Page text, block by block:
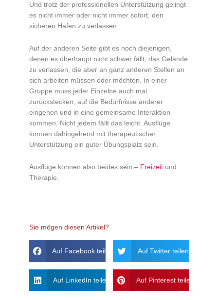
Und trotz der professionellen Unterstützung gelingt
es nicht immer oder nicht immer sofort, den
sicheren Hafen zu verlassen.
Auf der anderen Seite gibt es noch diejenigen,
denen es überhaupt nicht schwer fällt, das Gelände
zu verlassen, die aber an ganz anderen Stellen an
sich arbeiten müssen oder möchten. In einer
Gruppe muss jeder Einzelne auch mal
zurückstecken, auf die Bedürfnisse anderer
eingehen und in eine gemeinsame Interaktion
kommen. Nicht jedem fällt das leicht. Ausflüge
können dahingehend mit therapeutischer
Unterstützung ein guter Übungsplatz sein.
Ausflüge können also beides sein – Freizeit und
Therapie.
Sie mögen diesen Artikel?
Auf Facebook teilen Auf Twitter teilen
Auf LinkedIn teilen Auf Pinterest teilen